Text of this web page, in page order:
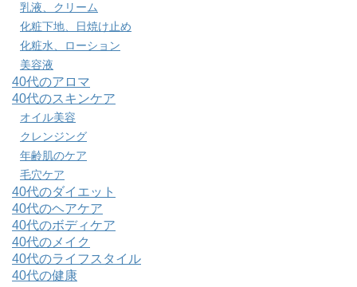
乳液、クリーム
化粧下地、日焼け止め
化粧水、ローション
美容液
40代のアロマ
40代のスキンケア
オイル美容
クレンジング
年齢肌のケア
毛穴ケア
40代のダイエット
40代のヘアケア
40代のボディケア
40代のメイク
40代のライフスタイル
40代の健康